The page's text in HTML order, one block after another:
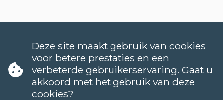
Deze site maakt gebruik van cookies
voor betere prestaties en een
verbeterde gebruikerservaring. Gaat u
akkoord met het gebruik van deze
cookies?